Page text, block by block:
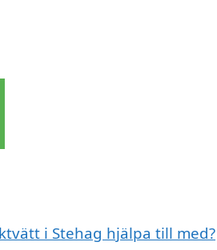
i Stehag hjälpa till med?